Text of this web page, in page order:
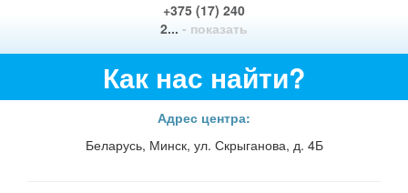
+375 (17) 240
2... - показать
Как нас найти?
Адрес центра:
Беларусь, Минск, ул. Скрыганова, д. 4Б